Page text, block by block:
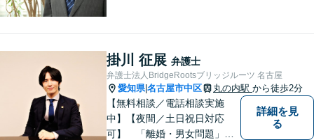
弁護士と事務職員が力を合わ
せ、依頼者のみなさまに満足
していただけるようサポート
いたします！
掛川 征展 弁護士
弁護士法人BridgeRootsブリッジルーツ 名古屋
愛知県|名古屋市中区 丸の内駅 から徒歩2分
【無料相談／電話相談実施
中】【夜間／土日祝日対応
可】 「離婚・男女問題」
詳細を見
る